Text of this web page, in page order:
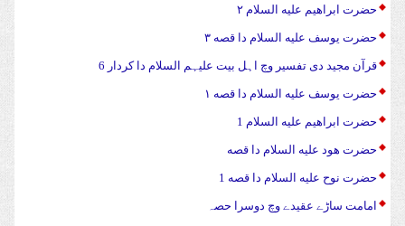
حضرت ابراهیم علیه السلام ۲
حضرت يوسف علیه السلام دا قصه ۳
قرآن مجید دی تفسیر وچ اہل بیت علیہم السلام دا کردار 6
حضرت يوسف علیه السلام دا قصه ۱
حضرت ابراهیم علیه السلام 1
حضرت هود علیه السلام دا قصه
حضرت نوح علیه السلام دا قصه 1
امامت ساڑے عقیدے وچ دوسرا حصہ